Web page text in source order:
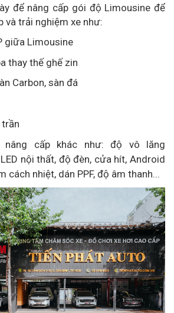
để nâng cấp gói độ Limousine để
và trải nghiệm xe như:
giữa Limousine
thay thế ghế zin
Carbon, sàn đá
trần
nâng cấp khác như: độ vô lăng
nội thất, độ đèn, cửa hít, Android
cách nhiệt, dán PPF, độ âm thanh...